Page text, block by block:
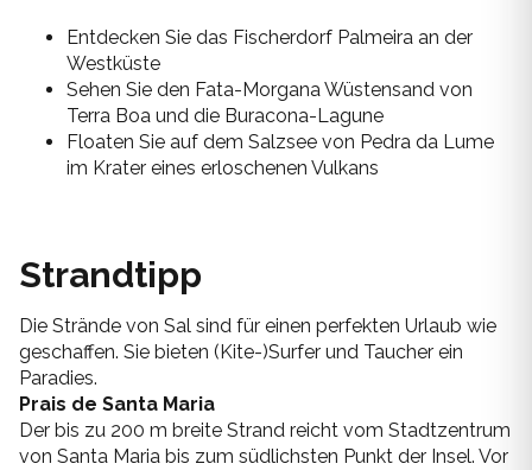
Entdecken Sie das Fischerdorf Palmeira an der
Westküste
Sehen Sie den Fata-Morgana Wüstensand von
Terra Boa und die Buracona-Lagune
Floaten Sie auf dem Salzsee von Pedra da Lume
im Krater eines erloschenen Vulkans
Strandtipp
Die Strände von Sal sind für einen perfekten Urlaub wie
geschaffen. Sie bieten (Kite-)Surfer und Taucher ein
Paradies.
Prais de Santa Maria
Der bis zu 200 m breite Strand reicht vom Stadtzentrum
von Santa Maria bis zum südlichsten Punkt der Insel. Vor